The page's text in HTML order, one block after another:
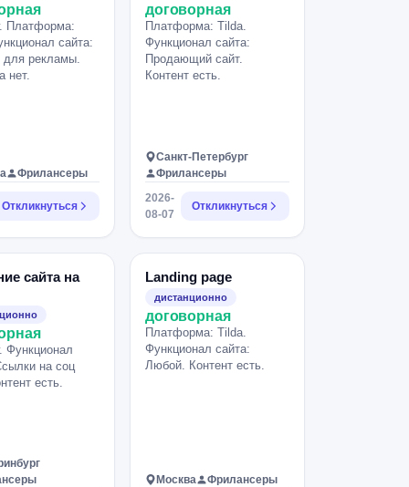
Платформа:
сайта:
для рекламы.
нет.
Фрилансеры
Откликнуться
договорная
Платформа: Tilda.
Функционал сайта:
Продающий сайт.
Контент есть.
Санкт-Петербург
Фрилансеры
2026-
08-07
Откликнуться
сайта на
Функционал
на соц
есть.
Landing page
дистанционно
договорная
Платформа: Tilda.
Функционал сайта:
Любой. Контент есть.
Москва
Фрилансеры